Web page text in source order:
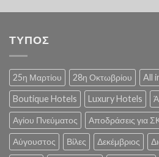
ΤΥΠΟΣ
25η Μαρτίου 28η Οκτωβρίου All
Boutique Hotels Luxury Hotels
Αγίου Πνεύματος Αποδράσεις για
Αύγουστος Βίλες Δεκέμβριος